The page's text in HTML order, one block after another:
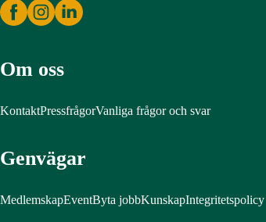
Om oss
KontaktPressfrågorVanliga frågor och svar
Genvägar
MedlemskapEventByta jobbKunskapIntegritetspolicy